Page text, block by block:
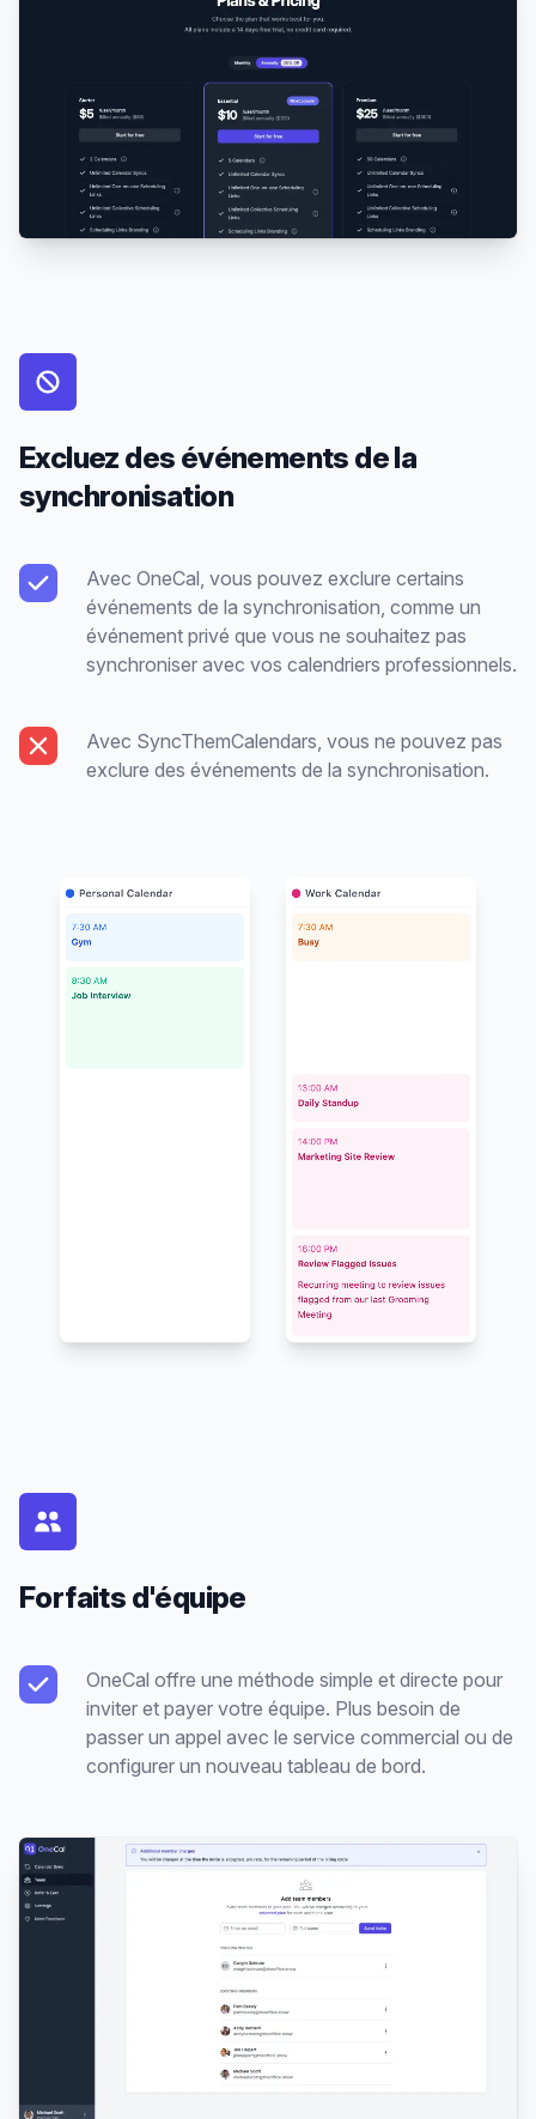
Excluez des événements de la
synchronisation
Avec OneCal, vous pouvez exclure certains
événements de la synchronisation, comme un
événement privé que vous ne souhaitez pas
synchroniser avec vos calendriers professionnels.
Avec SyncThemCalendars, vous ne pouvez pas
exclure des événements de la synchronisation.
Forfaits d'équipe
OneCal offre une méthode simple et directe pour
inviter et payer votre équipe. Plus besoin de
passer un appel avec le service commercial ou de
configurer un nouveau tableau de bord.